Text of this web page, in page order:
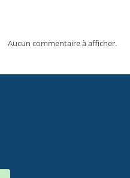
Aucun commentaire à afficher.